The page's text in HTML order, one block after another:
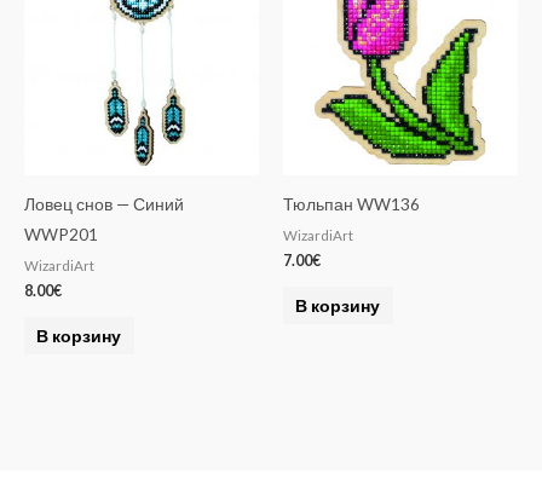
Ловец снов — Синий
WWP201
WizardiArt
8.00€
В корзину
Тюльпан WW136
WizardiArt
7.00€
В корзину